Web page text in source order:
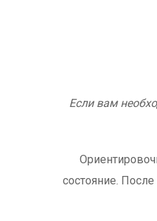
Если вам
состояние.